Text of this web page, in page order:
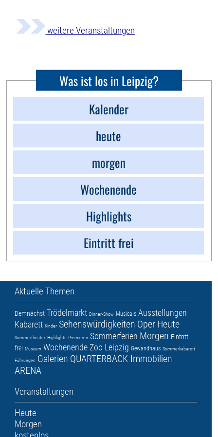
weitere Veranstaltungen
Was ist los in Leipzig?
Kalender
heute
morgen
Wochenende
Highlights
Eintritt frei
Aktuelle Themen
Demnächst Trödelmarkt Dinner-Show Musicals Ausstellungen
Kabarett Kinder Sehenswürdigkeiten Oper Heute
Sommertheater Highlights Premieren Sommerferien Morgen Eintritt
frei Museum WochenendeZoo Leipzig Gewandhaus Sommerkabarett
Führungen Galerien QUARTERBACK Immobilien
ARENA
Veranstaltungen
Heute
Morgen